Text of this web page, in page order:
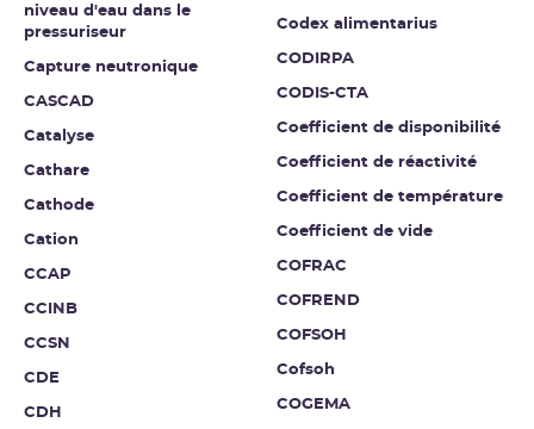
niveau d'eau dans le
pressuriseur
Capture neutronique
CASCAD
Catalyse
Cathare
Cathode
Cation
CCAP
CCINB
CCSN
CDE
CDH
Codex alimentarius
CODIRPA
CODIS-CTA
Coefficient de disponibilité
Coefficient de réactivité
Coefficient de température
Coefficient de vide
COFRAC
COFREND
COFSOH
Cofsoh
COGEMA